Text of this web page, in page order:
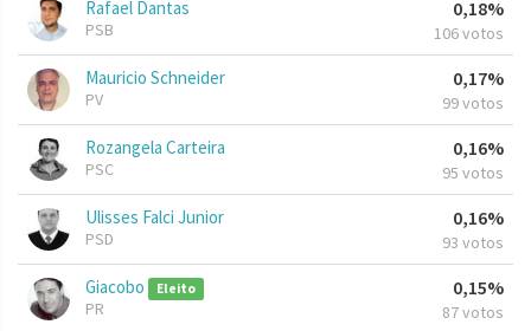
Rafael Dantas
PSB
0,18%
106 votos
Mauricio Schneider
PV
0,17%
99 votos
Rozangela Carteira
PSC
0,16%
95 votos
Ulisses Falci Junior
PSD
0,16%
93 votos
Giacobo Eleito
PR
0,15%
87 votos